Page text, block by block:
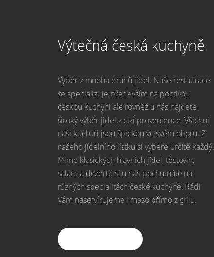
Výtečná česká kuchyně
Výběr z mnoha druhů jidel. Naše restaurace
se specializuje především na poctivou
českou kuchyni ale rovněž u nás najdete
široký výběr jidel z cizí provenience. Všichni
naši kuchaři jsou špičkou ve svém oboru. Z
našeho jídelního lístku si vybere určitě každý.
Mimo klasických hlavních jídel, těstovin,
salátů a dezertů si u nás pochutnáte na
různých specialitách české kuchyně. Rádi
Vám naservírujeme i maso přímo z grilu.